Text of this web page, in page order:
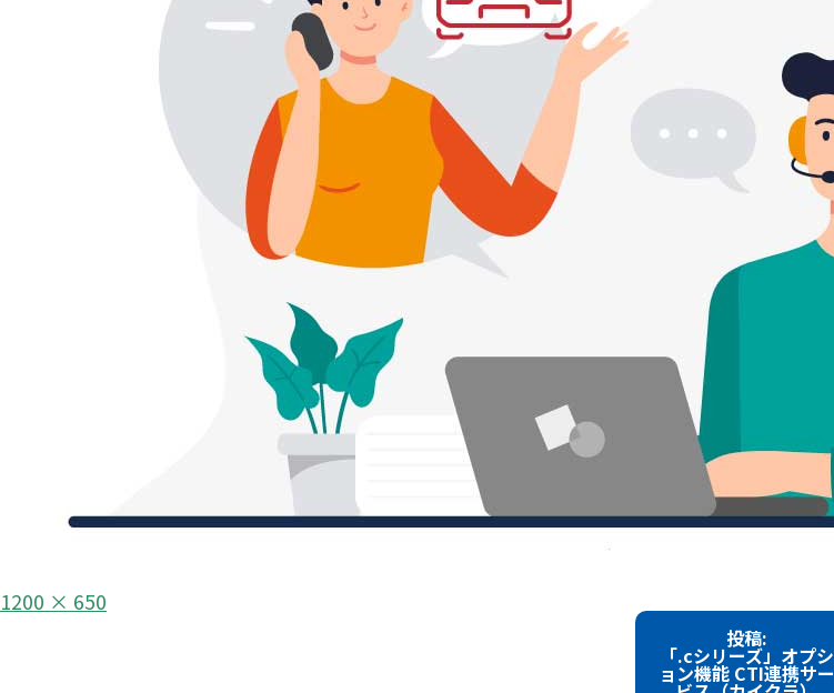
フ
ル
1200 × 650
投稿:
「.cシリーズ」オプシ
ョン機能 CTI連携サー